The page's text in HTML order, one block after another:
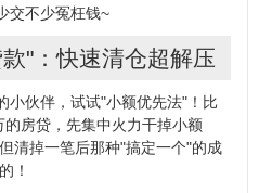
交不少冤枉钱~
"：快速清仓超解压
小伙伴，试试"小额优先法"！比
房贷，先集中火力干掉小额
清掉一笔后那种"搞定一个"的成
！